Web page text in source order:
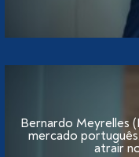
Bernardo Meyrelles
mercado
atrair